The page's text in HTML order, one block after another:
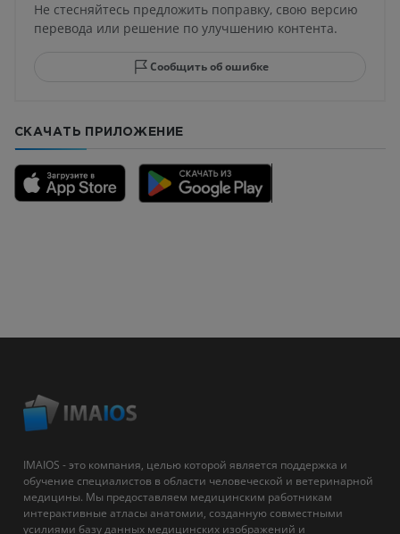
Не стесняйтесь предложить поправку, свою версию
перевода или решение по улучшению контента.
Сообщить об ошибке
СКАЧАТЬ ПРИЛОЖЕНИЕ
IMAIOS - это компания, целью которой является поддержка и
обучение специалистов в области человеческой и ветеринарной
медицины. Мы предоставляем медицинским работникам
интерактивные атласы анатомии, созданную совместными
усилиями базу данных медицинских изображений и